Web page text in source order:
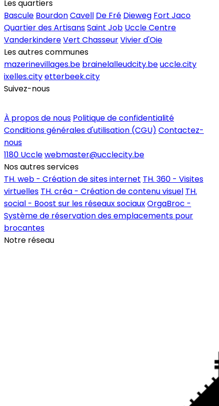
Les quartiers
Bascule BourdonCavell De Fré Dieweg Fort Jaco
Quartier des ArtisansSaint Job Uccle Centre
VanderkindereVert ChasseurVivier d'Oie
Les autres communes
mazerinevillages.be brainelalleudcity.beuccle.city
ixelles.cityetterbeek.city
Suivez-nous
À propos de nous Politique de confidentialité
Conditions générales d'utilisation (CGU) Contactez-
nous
1180 Ucclewebmaster@ucclecity.be
Nos autres services
TH. web - Création de sites internet TH. 360 - Visites
virtuelles TH. créa - Création de contenu visuel TH.
social - Boost sur les réseaux sociauxOrgaBroc -
Système de réservation des emplacements pour
brocantes
Notre réseau